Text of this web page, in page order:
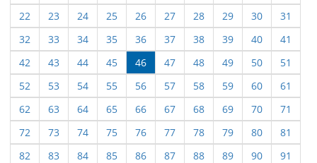
22
23 24 25 26 27 28 29 30
31
32
33 34 35 36 37 38 39 40
41
42
43 44 45 46 47 48 49 50
51
52
53 54 55 56 57 58 59 60
61
62
63 64 65 66 67 68 69 70
71
72
73 74 75 76 77 78 79 80
81
82
83 84 85 86 87 88 89 90
91